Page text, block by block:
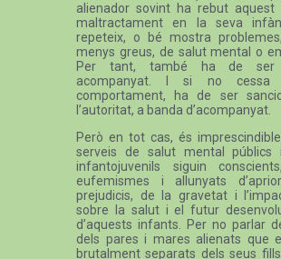
alienador sovint ha rebut aquest
maltractament en la seva
repeteix, o bé mostra
menys greus, de salut mental o
Per tant, també ha de
acompanyat. I si no
comportament, ha de ser
l’autoritat, a banda d’acompanyat.
Però en tot cas, és
serveis de salut mental públics
infantojuvenils siguin
eufemismes i allunyats
prejudicis, de la gravetat i
sobre la salut i el futur
d’aquests infants. Per no parlar
dels pares i mares alienats que
brutalment separats dels seus